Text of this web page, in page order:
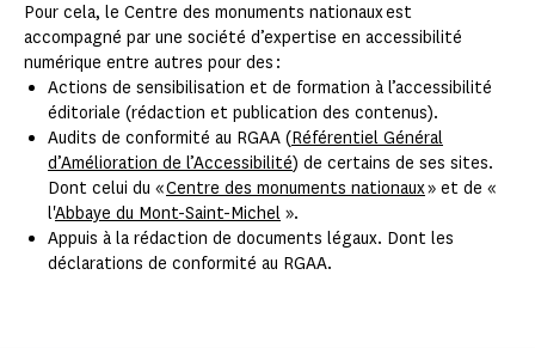
Pour cela, le Centre des monuments nationaux est
accompagné par une société d’expertise en accessibilité
numérique entre autres pour des :
Actions de sensibilisation et de formation à l’accessibilité
éditoriale (rédaction et publication des contenus).
Audits de conformité au RGAA (Référentiel Général
d’Amélioration de l’Accessibilité) de certains de ses sites.
Dont celui du «Centre des monuments nationaux» et de «
l'Abbaye du Mont-Saint-Michel ».
Appuis à la rédaction de documents légaux. Dont les
déclarations de conformité au RGAA.